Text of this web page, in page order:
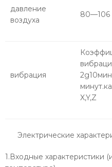
давление
воздуха
80—106
вибрация
X,Y,Z
Электрические
1.Входные характеристики